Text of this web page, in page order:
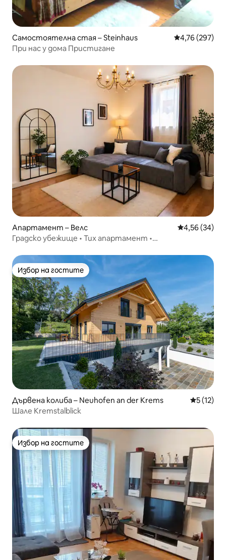
Самостоятелна стая – Steinhaus Средна
4,76 (297)
При нас у дома Пристигане
Апартамент – Велс Средна
4,56 (34)
Градско убежище • Тих апартамент •
Избор на гостите
Избор на гостите
Дървена колиба – Neuhofen an der Krems Средна
5 (12)
Шале Kremstalblick
Избор на гостите
Избор на гостите